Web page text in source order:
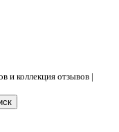
и коллекция отзывов |